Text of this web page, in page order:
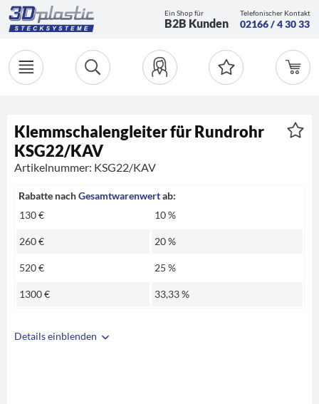
Ein Shop für
B2B Kunden
Telefonischer Kontakt
02166 / 4 30 33
Details einblenden
Klemmschalengleiter für Rundrohr
KSG22/KAV
Artikelnummer: KSG22/KAV
Rabatte nachGesamtwarenwertab:
130 €
10 %
260 € 20 %
520 € 25 %
1300 € 33,33 %